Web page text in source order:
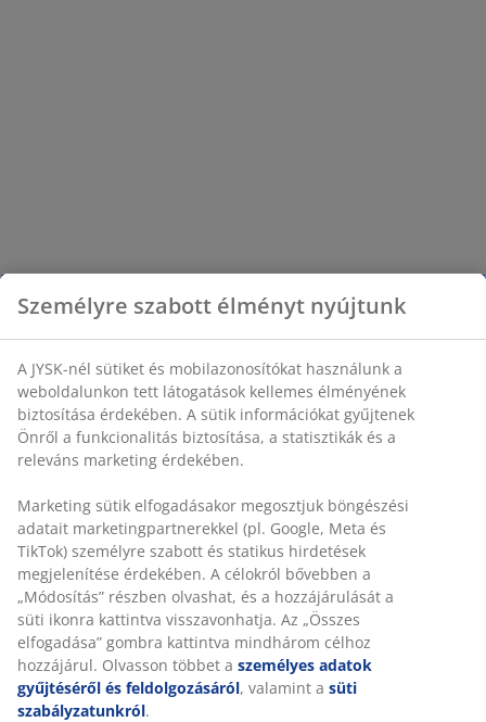
Személyre szabott élményt nyújtunk
A JYSK-nél sütiket és mobilazonosítókat használunk a
weboldalunkon tett látogatások kellemes élményének
biztosítása érdekében. A sütik információkat gyűjtenek
Önről a funkcionalitás biztosítása, a statisztikák és a
releváns marketing érdekében.
Marketing sütik elfogadásakor megosztjuk böngészési
adatait marketingpartnerekkel (pl. Google, Meta és
TikTok) személyre szabott és statikus hirdetések
megjelenítése érdekében. A célokról bővebben a
„Módosítás” részben olvashat, és a hozzájárulását a
süti ikonra kattintva visszavonhatja. Az „Összes
elfogadása” gombra kattintva mindhárom célhoz
hozzájárul. Olvasson többet a személyes adatok
gyűjtéséről és feldolgozásáról, valamint a süti
szabályzatunkról.